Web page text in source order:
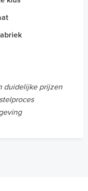
duidelijke prijzen